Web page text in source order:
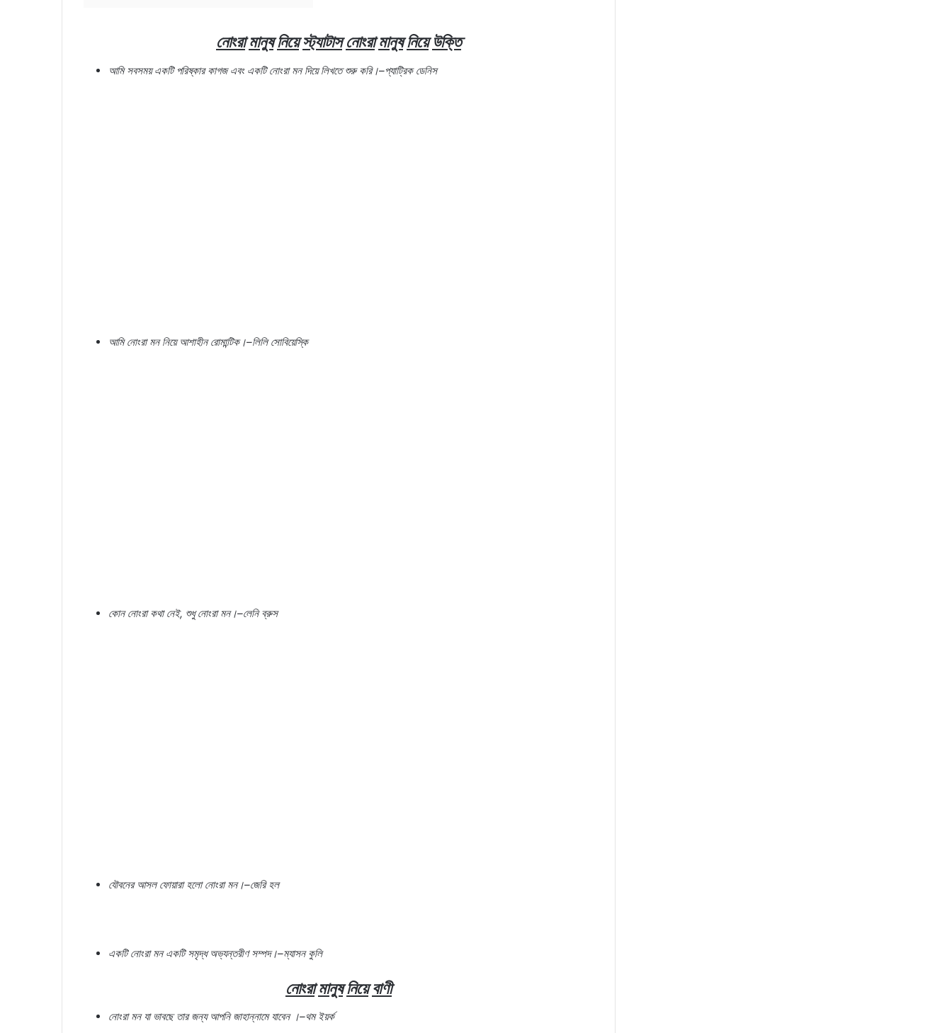
নোংরা মানুষনিয়ে স্ট্যাটাস নোংরা মানুষনিয়ে উক্তি
আমি সবসময় একটি পরিষ্কার কাগজ এবং একটি নোংরা মন দিয়ে লিখতে শুরু করি।–প্যাট্রিক ডেনিস
আমি নোংরা মন নিয়ে আশাহীন রোমান্টিক।–লিলি সোবিয়েস্কি
কোন নোংরা কথা নেই, শুধু নোংরা মন।–লেনি ব্রুস
যৌবনের আসল ফোয়ারা হলো নোংরা মন।–জেরি হল
একটি নোংরা মন একটি সমৃদ্ধ অভ্যন্তরীণ সম্পদ।–ম্যাসন কুলি
নোংরা মানুষনিয়ে বাণী
নোংরা মন যা ভাবছে তার জন্য আপনি জাহান্নামে যাবেন ।–থম ইয়র্ক